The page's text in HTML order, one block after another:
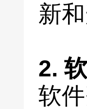
新
2.
软